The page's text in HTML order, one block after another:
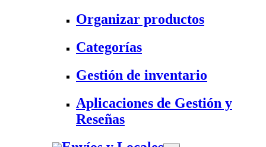
Organizar productos
Categorías
Gestión de inventario
Aplicaciones de Gestión y
Reseñas